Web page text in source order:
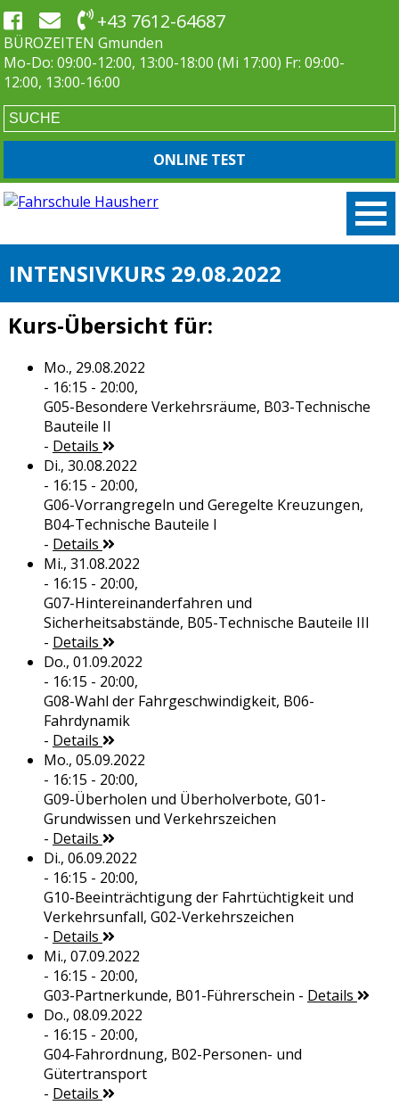
+43 7612-64687
BÜROZEITEN Gmunden
Mo-Do: 09:00-12:00, 13:00-18:00 (Mi 17:00) Fr: 09:00-
12:00, 13:00-16:00
ONLINE TEST
INTENSIVKURS 29.08.2022
Kurs-Übersicht für:
Mo., 29.08.2022
- 16:15 - 20:00,
G05-Besondere Verkehrsräume, B03-Technische
Bauteile II
- Details
Di., 30.08.2022
- 16:15 - 20:00,
G06-Vorrangregeln und Geregelte Kreuzungen,
B04-Technische Bauteile I
- Details
Mi., 31.08.2022
- 16:15 - 20:00,
G07-Hintereinanderfahren und
Sicherheitsabstände, B05-Technische Bauteile III
- Details
Do., 01.09.2022
- 16:15 - 20:00,
G08-Wahl der Fahrgeschwindigkeit, B06-
Fahrdynamik
- Details
Mo., 05.09.2022
- 16:15 - 20:00,
G09-Überholen und Überholverbote, G01-
Grundwissen und Verkehrszeichen
- Details
Di., 06.09.2022
- 16:15 - 20:00,
G10-Beeinträchtigung der Fahrtüchtigkeit und
Verkehrsunfall, G02-Verkehrszeichen
- Details
Mi., 07.09.2022
- 16:15 - 20:00,
G03-Partnerkunde, B01-Führerschein - Details
Do., 08.09.2022
- 16:15 - 20:00,
G04-Fahrordnung, B02-Personen- und
Gütertransport
- Details